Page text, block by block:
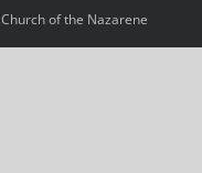
Church of the Nazarene